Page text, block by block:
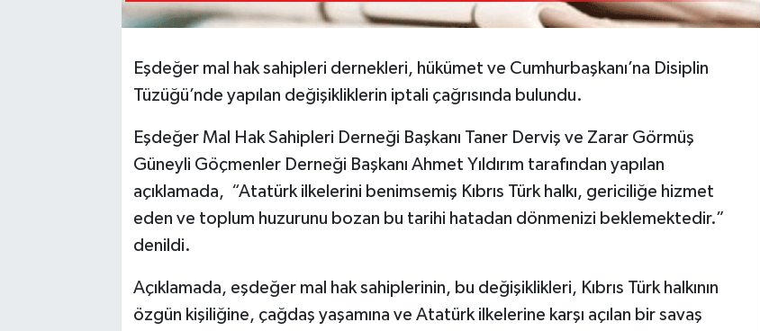
Eşdeğer mal hak sahipleri dernekleri, hükümet ve Cumhurbaşkanı’na Disiplin
Tüzüğü’nde yapılan değişikliklerin iptali çağrısında bulundu.
Eşdeğer Mal Hak Sahipleri Derneği Başkanı Taner Derviş ve Zarar Görmüş
Güneyli Göçmenler Derneği Başkanı Ahmet Yıldırım tarafından yapılan
açıklamada, “Atatürk ilkelerini benimsemiş Kıbrıs Türk halkı, gericiliğe hizmet
eden ve toplum huzurunu bozan bu tarihi hatadan dönmenizi beklemektedir.”
denildi.
Açıklamada, eşdeğer mal hak sahiplerinin, bu değişiklikleri, Kıbrıs Türk halkının
özgün kişiliğine, çağdaş yaşamına ve Atatürk ilkelerine karşı açılan bir savaş